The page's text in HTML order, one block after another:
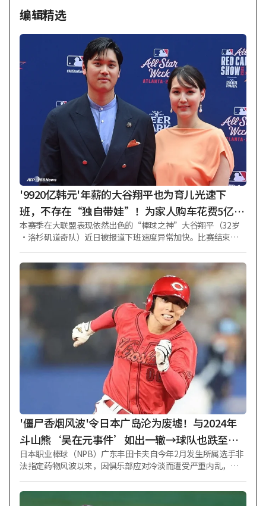
编辑精选
'9920亿韩元'年薪的大谷翔平也为育儿光速下
班，不存在“独自带娃”！为家人购车花费5亿韩
元的宾利→请看其节俭作风
本赛季在大联盟表现依然出色的“棒球之神”大谷翔平（32岁
·洛杉矶道奇队）近日被报道下班速度异常加快。比赛结束并
柱，他全身心履行父亲职责，引人注目。 大谷于当地时间6日
（韩国时间）在美国伊利诺伊州芝加哥瑞格利球场举行的"2026
年大联盟（MLB）”对阵芝加哥小熊队的客场比赛中，担任第
一棒指定打击先发登场，5个打数3支安打（2支本垒打）贡献3
分打点，表现神勇。虽因左膝疼痛停止投球，仅专注于指定打
击角色，但其OPS（上垒率+长打率）仍高达0.953，位居国家联
盟第一。 接受当地媒体采访后的大谷当天迅速返回家中。据日
本媒体《新闻邮报七号》7日报道，援引当地大联盟记者的话
称：“大谷近期在主场赛事结束后，连接受采访团队采访的间
隙都没有，便立刻回家。”报道还指出，“这不仅是出于想见
年幼子女的迫切心情，更是为了帮助因‘连续生育育儿’而辛
苦操劳的妻子真美子所展现的体谅之举”。 大谷继去年4月迎来
长女后，于今年6月又喜得次子，成为连续生育的父母。尽管拥
有高达7亿美元（约合9920亿韩元）的天价身价，但在家庭中并
未放任“独自带娃”，而是被评价为积极参与育
'僵尸香烟风波'令日本广岛沦为废墟！与2024年
斗山熊‘吴在元事件’如出一辙→球队也跌至垫
底
日本职业棒球（NPB）广东丰田卡夫自今年2月发生所属选手非
法指定药物风波以来，因俱乐部应对冷淡而遭受严重内乱，最
现更多牵连者，不仅损害了球队整体形象，也影响了球队成